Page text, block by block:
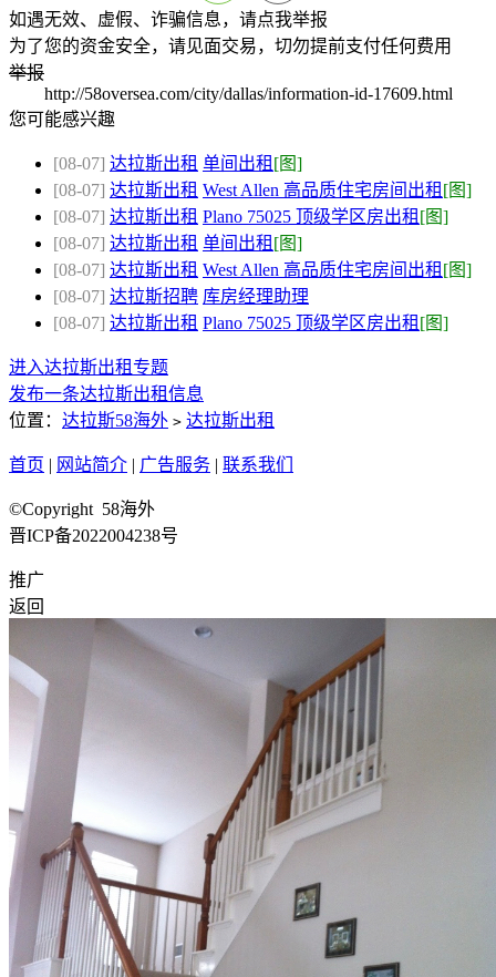
如遇无效、虚假、诈骗信息，请点我举报
为了您的资金安全，请见面交易，切勿提前支付任何费用
举报
http://58oversea.com/city/dallas/information-id-17609.html
您可能感兴趣
[08-07] 达拉斯出租 单间出租 [图]
[08-07] 达拉斯出租 West Allen 高品质住宅房间出租 [图]
[08-07] 达拉斯出租 Plano 75025 顶级学区房出租 [图]
[08-07] 达拉斯出租 单间出租 [图]
[08-07] 达拉斯出租 West Allen 高品质住宅房间出租 [图]
[08-07] 达拉斯招聘 库房经理助理
[08-07] 达拉斯出租 Plano 75025 顶级学区房出租 [图]
进入达拉斯出租专题
发布一条达拉斯出租信息
位置： 达拉斯58海外 > 达拉斯出租
首页 | 网站简介 | 广告服务 | 联系我们
©Copyright 58海外
晋ICP备2022004238号
推广
返回